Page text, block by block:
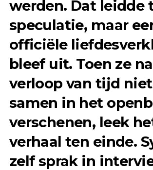
werden. Dat leidde
speculatie, maar
officiële
bleef uit. Toen ze na
verloop van tijd
samen in het
verschenen, leek
verhaal ten einde.
zelf sprak in